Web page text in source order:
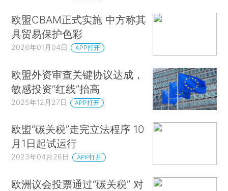
欧盟CBAM正式实施 中方称其
具贸易保护色彩
2026年01月04日 APP打开
欧盟外资审查关键协议达成，
敏感投资“红线”抬高
2025年12月27日 APP打开
欧盟“碳关税”走完立法程序 10
月1日起试运行
2023年04月26日 APP打开
欧洲议会投票通过“碳关税” 对